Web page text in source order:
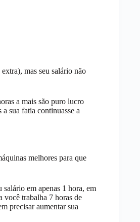
mas seu salário não
a mais são puro lucro
sua fatia continuasse a
melhores para que
em apenas 1 hora, em
você trabalha 7 horas de
precisar aumentar sua